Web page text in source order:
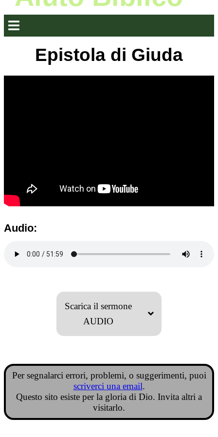
Epistola di Giuda
Audio:
Scarica il sermone
AUDIO
Per segnalarci errori, problemi, o suggerimenti, puoi
scriverci una email.
Questo sito esiste per la gloria di Dio. Invita altri a
visitarlo.